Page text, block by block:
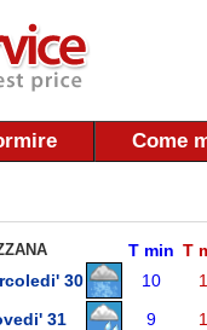
Come
T min T
30
10
31
9